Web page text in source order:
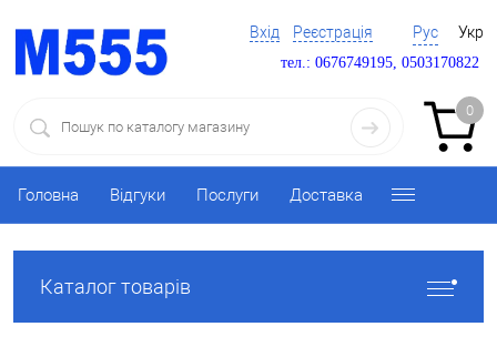
Вхід Реєстрація Рус Укр
тел.: 0676749195, 0503170822
0
Головна Відгуки Послуги Доставка
Каталог товарів